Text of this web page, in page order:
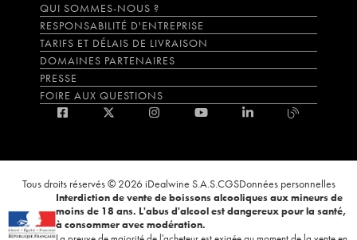
QUI SOMMES-NOUS ?
RESPONSABILITÉ D'ENTREPRISE
TARIFS ET DÉLAIS DE LIVRAISON
DOMAINES PARTENAIRES
PRESSE
FOIRE AUX QUESTIONS
Tous droits réservés © 2026 iDealwine S.A.S.CGSDonnées personnelles
Interdiction de vente de boissons alcooliques aux mineurs de
moins de 18 ans. L'abus d'alcool est dangereux pour la santé,
à consommer avec modération.